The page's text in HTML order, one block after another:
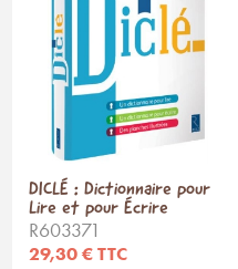
DICLÉ : Dictionnaire pour
Lire et pour Écrire
R603371
29,30 € TTC